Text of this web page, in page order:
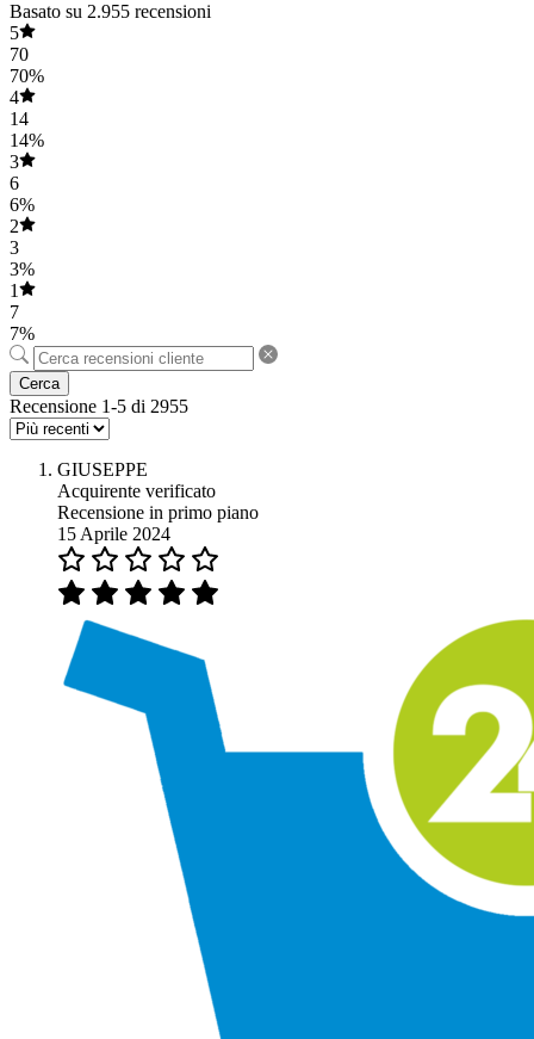
Basato su 2.955 recensioni
5
70
70%
4
14
14%
3
6
6%
2
3
3%
1
7
7%
Cerca
Recensione 1-5 di 2955
GIUSEPPE
Acquirente verificato
Recensione in primo piano
15 Aprile 2024